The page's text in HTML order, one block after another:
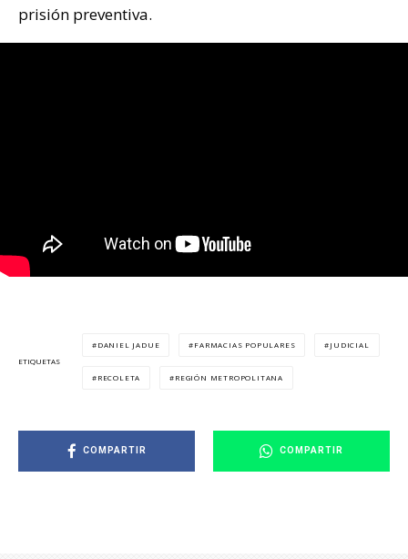
prisión preventiva.
ETIQUETAS
DANIEL JADUE FARMACIAS POPULARES JUDICIAL
RECOLETA REGIÓN METROPOLITANA
COMPARTIR COMPARTIR